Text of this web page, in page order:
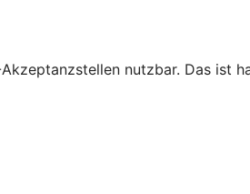
nutzbar. Das ist